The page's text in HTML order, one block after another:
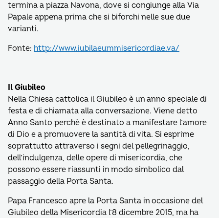
termina a piazza Navona, dove si congiunge alla Via
Papale appena prima che si biforchi nelle sue due
varianti.
Fonte: http://www.iubilaeummisericordiae.va/
Il Giubileo
Nella Chiesa cattolica il Giubileo è un anno speciale di
festa e di chiamata alla conversazione. Viene detto
Anno Santo perchè è destinato a manifestare l’amore
di Dio e a promuovere la santità di vita. Si esprime
soprattutto attraverso i segni del pellegrinaggio,
dell’indulgenza, delle opere di misericordia, che
possono essere riassunti in modo simbolico dal
passaggio della Porta Santa.
Papa Francesco apre la Porta Santa in occasione del
Giubileo della Misericordia l’8 dicembre 2015, ma ha